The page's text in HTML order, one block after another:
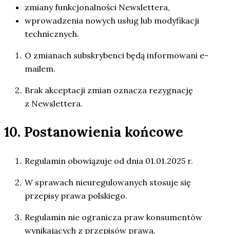
zmiany funkcjonalności Newslettera,
wprowadzenia nowych usług lub modyfikacji
technicznych.
O zmianach subskrybenci będą informowani e-
mailem.
Brak akceptacji zmian oznacza rezygnację
z Newslettera.
10. Postanowienia końcowe
Regulamin obowiązuje od dnia 01.01.2025 r.
W sprawach nieuregulowanych stosuje się
przepisy prawa polskiego.
Regulamin nie ogranicza praw konsumentów
wynikających z przepisów prawa.